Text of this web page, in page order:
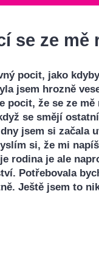
se ze mě
pocit, jako
jsem hrozně
pocit, že se ze
se smějí
jsem si začala
si, že mi
rodina je ale
Potřebovala
Ještě jsem to